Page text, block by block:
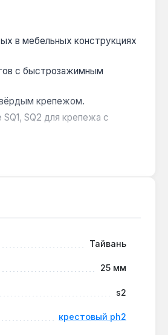
в мебельных конструкциях
с быстрозажимным
крепежом.
SQ2 для крепежа с
шуруповертов.
Тайвань
25 мм
s2
крестовый ph2